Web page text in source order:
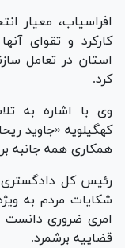
افراسیاب، معیار
کارکرد و تقوای
استان در تعامل
کرد.
وی با اشاره به
کهگیلویه «جاوید
همکاری همه جانبه
رئیس کل دادگستری
شکایات مردم به
امری ضروری دانست
قضاییه برشمرد.